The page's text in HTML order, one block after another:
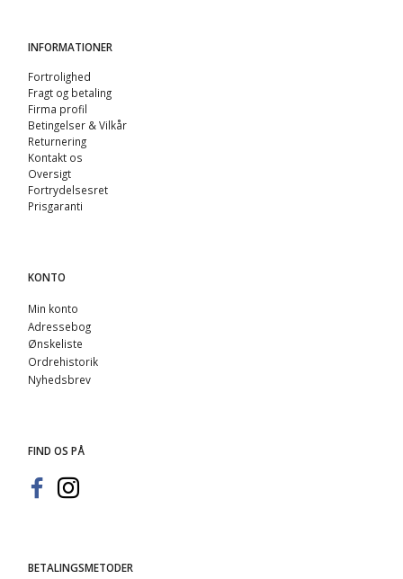
INFORMATIONER
Fortrolighed
Fragt og betaling
Firma profil
Betingelser & Vilkår
Returnering
Kontakt os
Oversigt
Fortrydelsesret
Prisgaranti
KONTO
Min konto
Adressebog
Ønskeliste
Ordrehistorik
Nyhedsbrev
FIND OS PÅ
BETALINGSMETODER